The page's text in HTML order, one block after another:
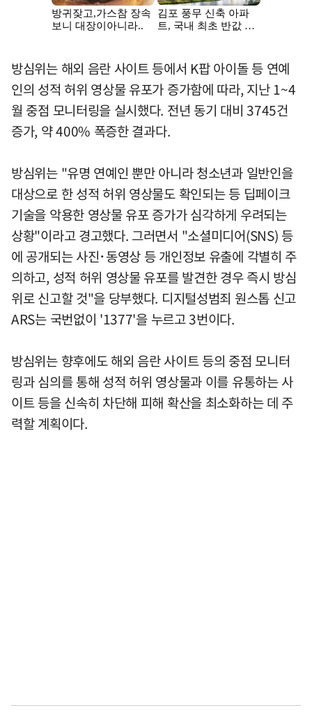
방심위는 해외 음란 사이트 등에서 K팝 아이돌 등 연예
인의 성적 허위 영상물 유포가 증가함에 따라, 지난 1~4
월 중점 모니터링을 실시했다. 전년 동기 대비 3745건
증가, 약 400% 폭증한 결과다.
방심위는 "유명 연예인 뿐만 아니라 청소년과 일반인을
대상으로 한 성적 허위 영상물도 확인되는 등 딥페이크
기술을 악용한 영상물 유포 증가가 심각하게 우려되는
상황"이라고 경고했다. 그러면서 "소셜미디어(SNS) 등
에 공개되는 사진･동영상 등 개인정보 유출에 각별히 주
의하고, 성적 허위 영상물 유포를 발견한 경우 즉시 방심
위로 신고할 것"을 당부했다. 디지털성범죄 원스톱 신고
ARS는 국번없이 '1377'을 누르고 3번이다.
방심위는 향후에도 해외 음란 사이트 등의 중점 모니터
링과 심의를 통해 성적 허위 영상물과 이를 유통하는 사
이트 등을 신속히 차단해 피해 확산을 최소화하는 데 주
력할 계획이다.